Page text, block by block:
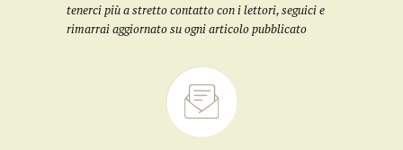
tenerci più a stretto contatto con i lettori, seguici e
rimarrai aggiornato su ogni articolo pubblicato